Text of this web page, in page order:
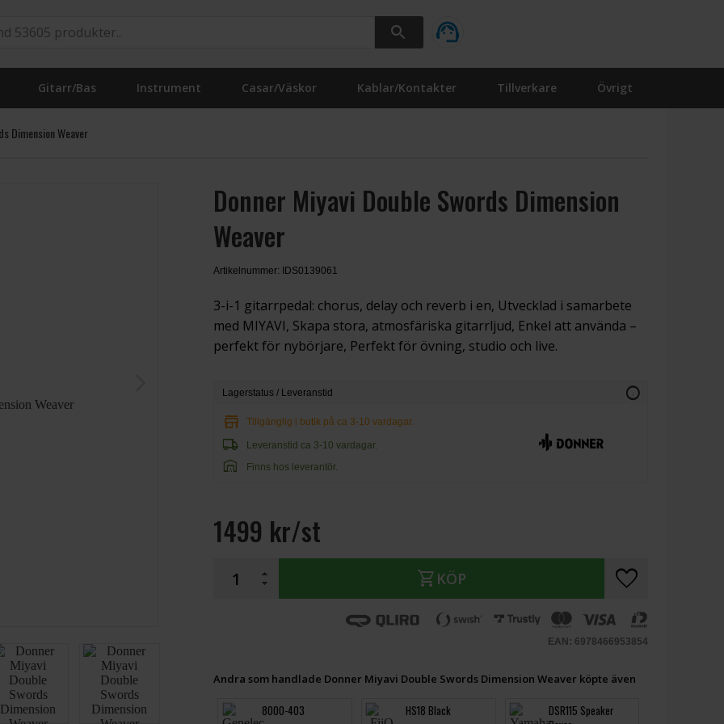
Gitarr/Bas Instrument Casar/Väskor Kablar/Kontakter Tillverkare Övrigt
Dimension Weaver
Donner Miyavi Double Swords Dimension
Weaver
Artikelnummer: IDS0139061
3-i-1 gitarrpedal: chorus, delay och reverb i en, Utvecklad i samarbete
med MIYAVI, Skapa stora, atmosfäriska gitarrljud, Enkel att använda –
perfekt för nybörjare, Perfekt för övning, studio och live.
Lagerstatus / Leveranstid info
store Tillgänglig i butik på ca 3-10 vardagar.
local_shipping Leveranstid ca 3-10 vardagar.
warehouse Finns hos leverantör.
1499 kr/st
shopping_cart KÖP favorite
EAN: 6978466953854
Andra som handlade Donner Miyavi Double Swords Dimension Weaver köpte även
8000-403 HS18 Black
DSR115 Speaker